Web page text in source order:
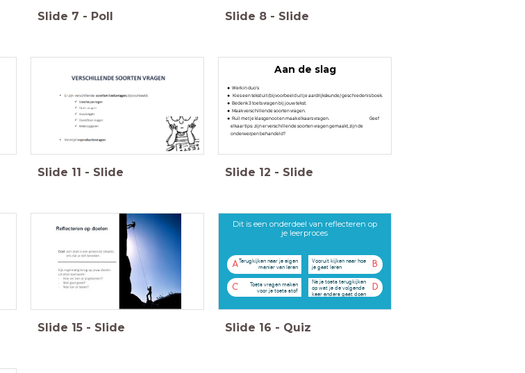
Slide 7 - Poll Slide 8 - Slide
Slide 11 - Slide
Aan de slag
Werk in duo's
Kies een tekst uit (bijvoorbeeld uit je aardrijkskunde/ geschiedenis boek.
Bedenk 3 toets vragen bij jouw tekst.
Maak verschillende soorten vragen.
Ruil met je klasgenoot en maak elkaars vragen. Geef
elkaar tips: zijn er verschillende soorten vragen gemaakt, zijn de
onderwerpen behandeld?
Slide 12 - Slide
Slide 15 - Slide
Dit is een onderdeel van reflecteren op
je leerproces
ATerugkijken naar je eigen
manier van leren
B
Vooruit kijken naar hoe
je gaat leren
C
Toets vragen maken
voor je toets stof
D
Na je toets terugkijken
op wat je de volgende
keer anders gaat doen
Slide 16 - Quiz